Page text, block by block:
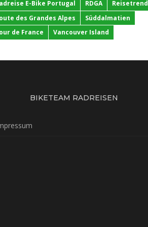
E-Bike Portugal
RDGA
Reisetrend
des Grandes Alpes
Süddalmatien
de France
Vancouver Island
BIKETEAM RADREISEN